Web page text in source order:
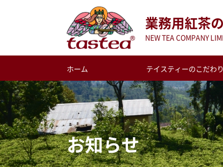
業務用紅茶
NEW TEA COMPANY
ホーム テイスティーのこだわり
お知らせ